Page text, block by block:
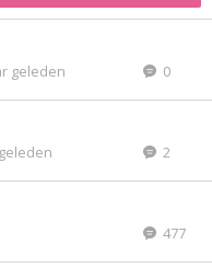
geleden 0
2
477